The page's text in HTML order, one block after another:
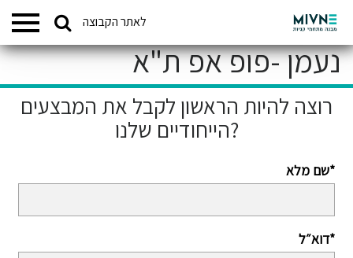
לאתר הקבוצה המתחמים שלנו
נעמן -פופ אפ ת"א
רוצה להיות הראשון לקבל את המבצעים
הייחודיים שלנו?
שם מלא*
דוא״ל*